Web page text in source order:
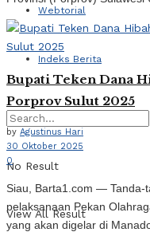
Webtorial
Indeks Berita
No Result
View All Result
Bupati Teken Dana
Porprov Sulut 2025
by Agustinus Hari
30 Oktober 2025
0
Siau, Barta1.com — Tanda-
pelaksanaan Pekan
yang akan digelar di